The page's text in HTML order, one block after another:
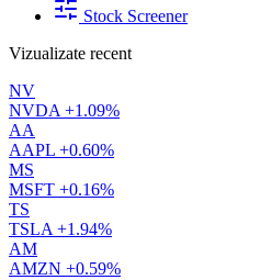
Stock Screener
Vizualizate recent
NV
NVDA +1.09%
AA
AAPL +0.60%
MS
MSFT +0.16%
TS
TSLA +1.94%
AM
AMZN +0.59%